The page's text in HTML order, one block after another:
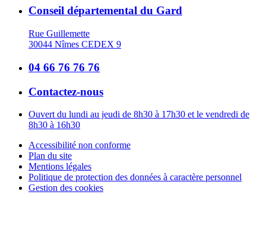
Conseil départemental du Gard
Rue Guillemette
30044 Nîmes CEDEX 9
04 66 76 76 76
Contactez-nous
Ouvert du lundi au jeudi de 8h30 à 17h30 et le vendredi de
8h30 à 16h30
Accessibilité non conforme
Plan du site
Mentions légales
Politique de protection des données à caractère personnel
Gestion des cookies